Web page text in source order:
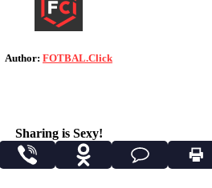
Author: FOTBAL.Click
Sharing is Sexy!